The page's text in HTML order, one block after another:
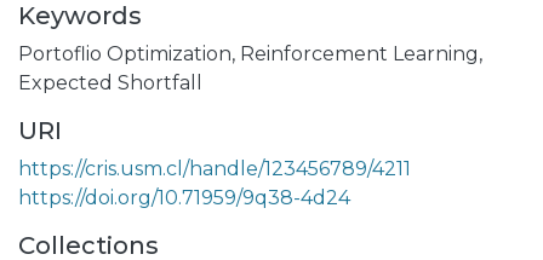
Keywords
Portoflio Optimization, Reinforcement Learning,
Expected Shortfall
URI
https://cris.usm.cl/handle/123456789/4211
https://doi.org/10.71959/9q38-4d24
Collections